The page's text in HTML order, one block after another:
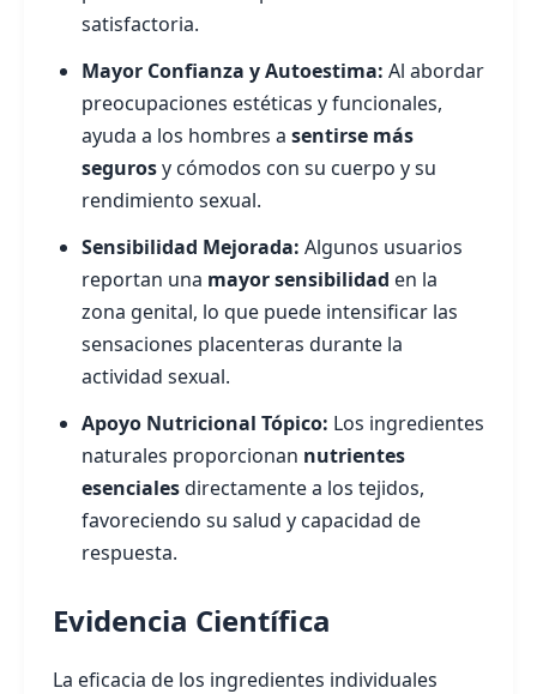
satisfactoria.
Mayor Confianza y Autoestima: Al abordar
preocupaciones estéticas y funcionales,
ayuda a los hombres a sentirse más
segurosy cómodos con su cuerpo y su
rendimiento sexual.
Sensibilidad Mejorada: Algunos usuarios
reportan una mayor sensibilidad en la
zona genital, lo que puede intensificar las
sensaciones placenteras durante la
actividad sexual.
Apoyo Nutricional Tópico: Los ingredientes
naturales proporcionan nutrientes
esencialesdirectamente a los tejidos,
favoreciendo su salud y capacidad de
respuesta.
Evidencia Científica
La eficacia de los ingredientes individuales